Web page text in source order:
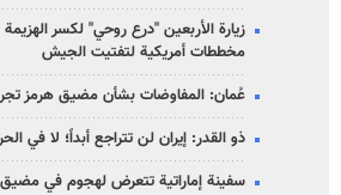
زيارة الأربعين "درع روحي" لكسر
مخططات أمريكية لتفتيت الجيش
عُمان: المفاوضات بشأن مضيق هرمز
ذو القدر: إيران لن تتراجع أبداً؛ لا في
سفينة إماراتية تتعرض لهجوم في